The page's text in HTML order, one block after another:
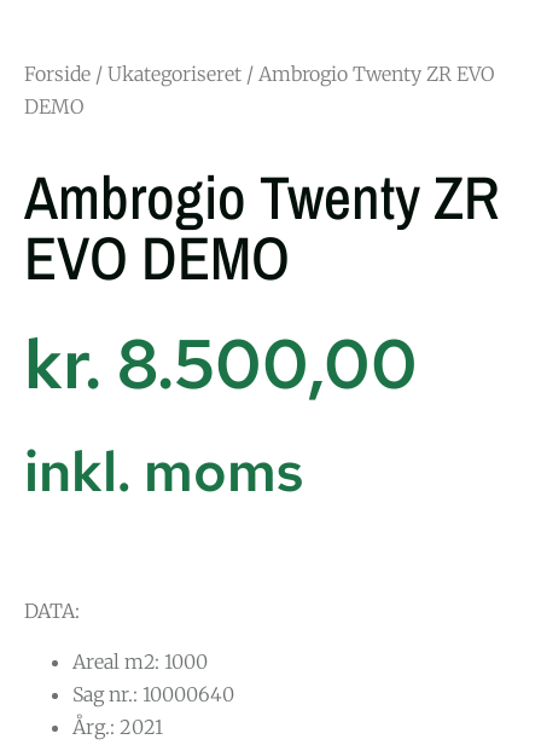
Forside / Ukategoriseret / Ambrogio Twenty ZR EVO
DEMO
Ambrogio Twenty ZR
EVO DEMO
kr. 8.500,00
inkl. moms
DATA:
Areal m2: 1000
Sag nr.: 10000640
Årg.: 2021